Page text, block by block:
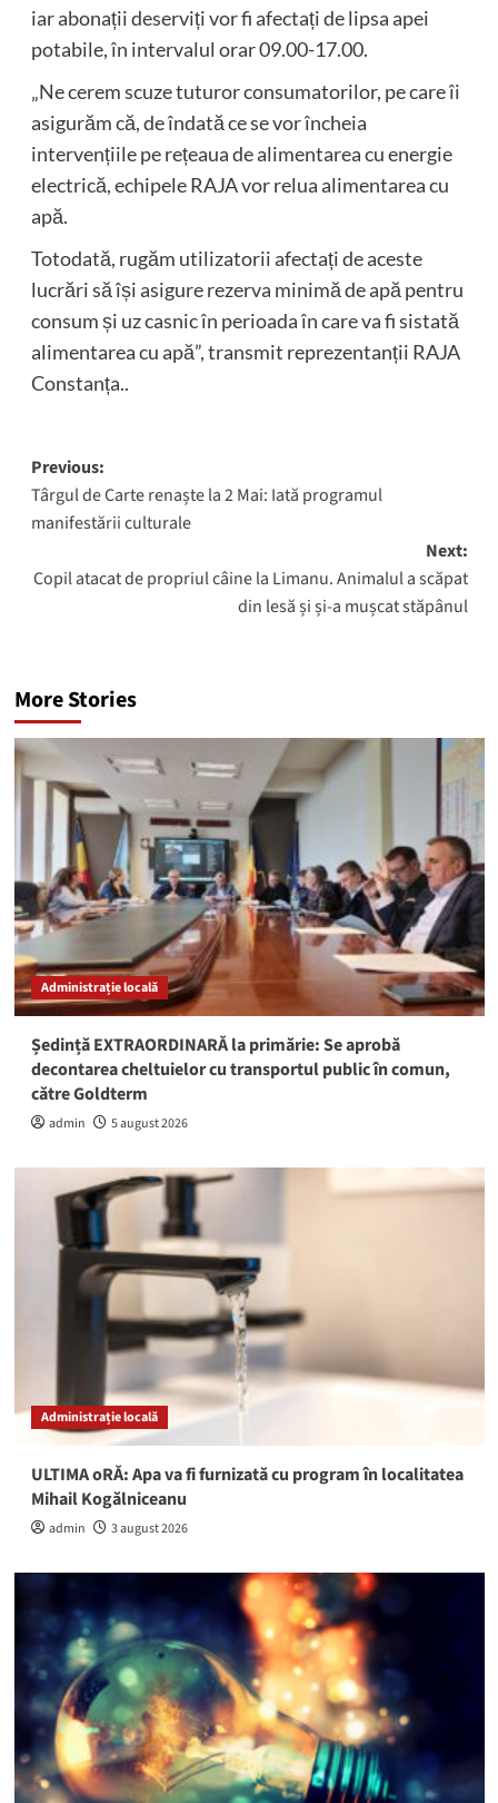
iar abonații deserviți vor fi afectați de lipsa apei
potabile, în intervalul orar 09.00-17.00.
„Ne cerem scuze tuturor consumatorilor, pe care îi
asigurăm că, de îndată ce se vor încheia
intervențiile pe rețeaua de alimentarea cu energie
electrică, echipele RAJA vor relua alimentarea cu
apă.
Totodată, rugăm utilizatorii afectați de aceste
lucrări să își asigure rezerva minimă de apă pentru
consum și uz casnic în perioada în care va fi sistată
alimentarea cu apă”, transmit reprezentanții RAJA
Constanța..
Post
navigation
Previous:
Târgul de Carte renaște la 2 Mai: Iată programul
manifestării culturale
Next:
Copil atacat de propriul câine la Limanu. Animalul a scăpat
din lesă și și-a mușcat stăpânul
More Stories
Administrație locală
Ședință EXTRAORDINARĂ la primărie: Se aprobă
decontarea cheltuielor cu transportul public în comun,
către Goldterm
admin 5 august 2026
Administrație locală
ULTIMA oRĂ: Apa va fi furnizată cu program în localitatea
Mihail Kogălniceanu
admin 3 august 2026